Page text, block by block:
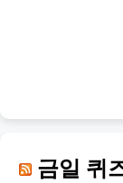
금일 퀴